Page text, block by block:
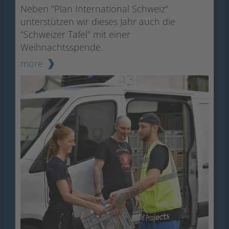
Neben "Plan International Schweiz"
unterstützen wir dieses Jahr auch die
"Schweizer Tafel" mit einer
Weihnachtsspende.
more